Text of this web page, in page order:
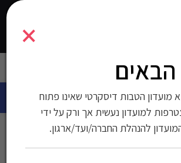
×
הבאים
מועדון הטבות דיסקרטי שאינו פתוח
למועדון נעשית אך ורק על ידי
להנהלת החברה/ועד/ארגון.
הנעלה
נעלי כדורגל Nike לגברים
Tiempo Legend